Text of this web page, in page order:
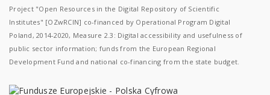
Project "Open Resources in the Digital Repository of Scientific
Institutes" [OZwRCIN] co-financed by Operational Program Digital
Poland, 2014-2020, Measure 2.3: Digital accessibility and usefulness of
public sector information; funds from the European Regional
Development Fund and national co-financing from the state budget.